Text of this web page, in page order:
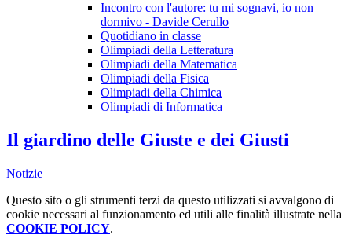
Incontro con l'autore: tu mi sognavi, io non
dormivo - Davide Cerullo
Quotidiano in classe
Olimpiadi della Letteratura
Olimpiadi della Matematica
Olimpiadi della Fisica
Olimpiadi della Chimica
Olimpiadi di Informatica
Il giardino delle Giuste e dei Giusti
Notizie
Questo sito o gli strumenti terzi da questo utilizzati si avvalgono di
cookie necessari al funzionamento ed utili alle finalità illustrate nella
COOKIE POLICY.